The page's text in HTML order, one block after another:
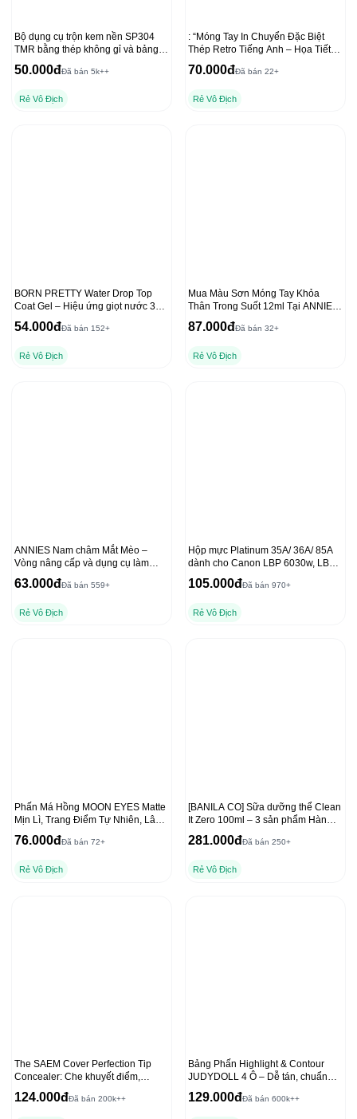
Bộ dụng cụ trộn kem nền SP304
TMR bằng thép không gỉ và bảng
trộn acrylic cho lớp nền mịn
50.000đĐã bán 5k++
Rẻ Vô Địch
: “Móng Tay In Chuyển Đặc Biệt
Thép Retro Tiếng Anh – Họa Tiết
Sáng Tạo”
70.000đĐã bán 22+
Rẻ Vô Địch
BORN PRETTY Water Drop Top
Coat Gel – Hiệu ứng giọt nước 3D
trong suốt
54.000đĐã bán 152+
Rẻ Vô Địch
Mua Màu Sơn Móng Tay Khỏa
Thân Trong Suốt 12ml Tại ANNIES
với Dụng Cụ Che Freeline
87.000đĐã bán 32+
Rẻ Vô Địch
ANNIES Nam châm Mắt Mèo –
Vòng nâng cấp và dụng cụ làm
móng tay chất lượng
63.000đĐã bán 559+
Rẻ Vô Địch
Hộp mực Platinum 35A/ 36A/ 85A
dành cho Canon LBP 6030w, LBP
6000 và HP P1102, 1212NF
105.000đĐã bán 970+
Rẻ Vô Địch
Phấn Má Hồng MOON EYES Matte
Mịn Lì, Trang Điểm Tự Nhiên, Lâu
Trôi 6,5g
76.000đĐã bán 72+
Rẻ Vô Địch
[BANILA CO] Sữa dưỡng thể Clean
It Zero 100ml – 3 sản phẩm Hàn
Quốc hàng đầu
281.000đĐã bán 250+
Rẻ Vô Địch
The SAEM Cover Perfection Tip
Concealer: Che khuyết điểm,
chống nắng hiệu quả
124.000đĐã bán 200k++
Bảng Phấn Highlight & Contour
JUDYDOLL 4 Ô – Dễ tán, chuẩn
màu 3D, lâu trôi 9g
129.000đĐã bán 600k++